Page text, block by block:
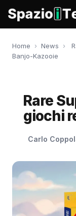
Home › News ›
Banjo-Kazooie
Rare
giochi
Carlo